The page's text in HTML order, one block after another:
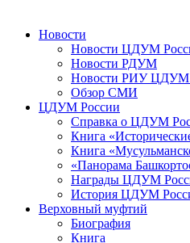
Новости
Новости ЦДУМ
Новости РДУМ
Новости РИУ ЦДУМ
Обзор СМИ
ЦДУМ России
Справка о ЦДУМ
Книга
Книга
«Панорама
Награды ЦДУМ
История ЦДУМ
Верховный муфтий
Биография
Книга